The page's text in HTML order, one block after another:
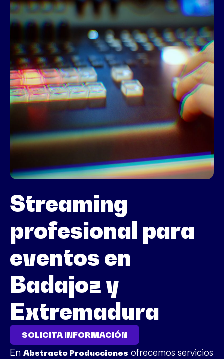
Streaming
profesional para
eventos en
Badajoz y
Extremadura
SOLICITA INFORMACIÓN
En Abstracto Producciones ofrecemos servicios